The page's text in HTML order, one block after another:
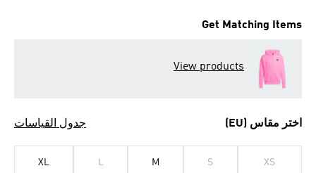
Get Matching Items
View products
اختر مقاس (EU) جدول القياسات
XS
S
M
L
XL